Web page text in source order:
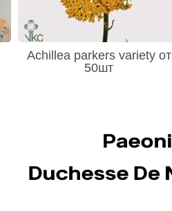
Achillea parkers variety от
50шт